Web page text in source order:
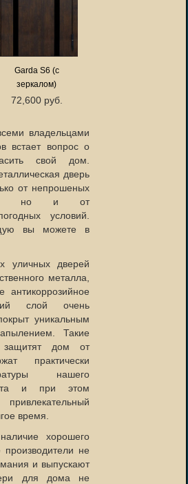
Garda S6 (с
зеркалом)
72,600 руб.
владельцами
встает вопрос о
свой дом.
дверь
от непрошеных
но и от
условий.
вы можете в
уличных дверей
металла,
антикоррозийное
слой очень
уникальным
Такие
дом от
практически
нашего
и при этом
время.
хорошего
производители не
и выпускают
для дома не